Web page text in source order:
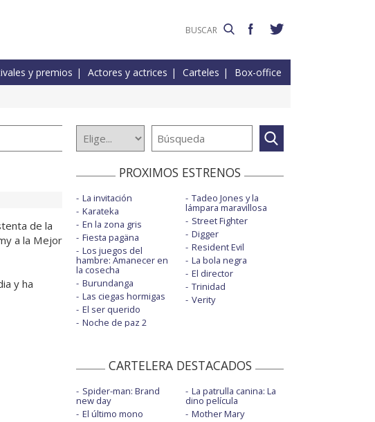
y premios Actores y actrices Carteles Box-office
de la
a la Mejor
y ha
PROXIMOS ESTRENOS
La invitación
Karateka
En la zona gris
Fiesta pagäna
Los juegos del
hambre: Amanecer en
la cosecha
Burundanga
Las ciegas hormigas
El ser querido
Noche de paz 2
Tadeo Jones y la
lámpara maravillosa
Street Fighter
Digger
Resident Evil
La bola negra
El director
Trinidad
Verity
CARTELERA DESTACADOS
Spider-man: Brand
new day
El último mono
La patrulla canina: La
dino película
Mother Mary